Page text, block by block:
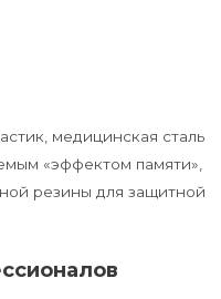
медицинская сталь
«эффектом памяти»,
резины для защитной